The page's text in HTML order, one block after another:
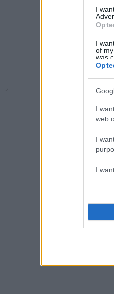
I
I
of
was
I
web
I
I